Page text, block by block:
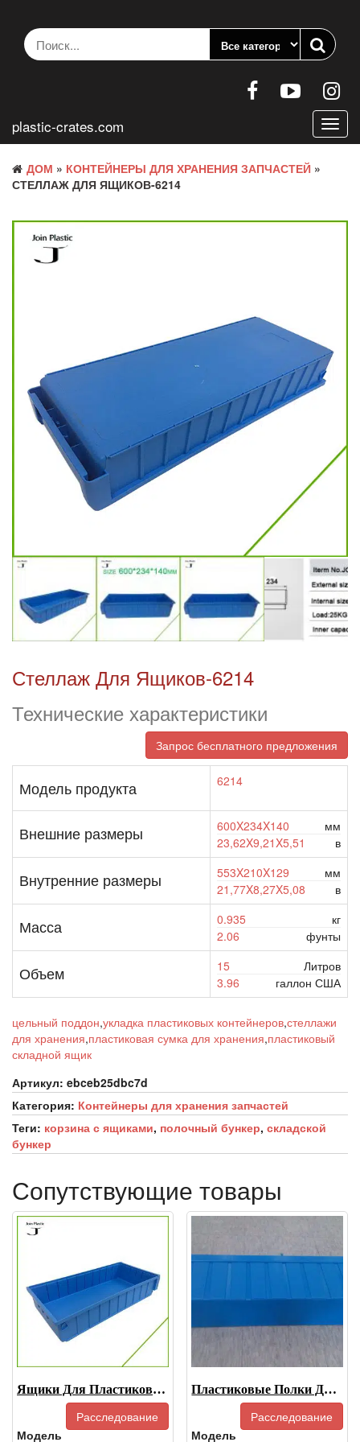
содержанию
plastic-crates.com
ДОМ » КОНТЕЙНЕРЫ ДЛЯ ХРАНЕНИЯ ЗАПЧАСТЕЙ »
СТЕЛЛАЖ ДЛЯ ЯЩИКОВ-6214
Стеллаж Для Ящиков-6214
Технические характеристики
Запрос бесплатного предложения
Модель продукта 6214
Внешние размеры 600X234X140
мм
23,62X9,21X5,51
в
Внутренние размеры 553X210X129
мм
21,77X8,27X5,08
в
Масса 0.935
кг
2.06
фунты
Объем 15
Литров
3.96
галлон США
цельный поддон,укладка пластиковых контейнеров,стеллажи
для хранения,пластиковая сумка для хранения,пластиковый
складной ящик
Артикул: ebceb25dbc7d
Категория: Контейнеры для хранения запчастей
Теги: корзина с ящиками, полочный бункер, складской
бункер
Сопутствующие товары
Ящики Для Пластиковых Деталей-5209
Расследование
Модель
Пластиковые Полки Для Хранения Вещей-6115
Расследование
Модель